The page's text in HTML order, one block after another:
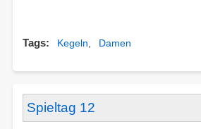
Tags Kegeln Damen
Spieltag 12